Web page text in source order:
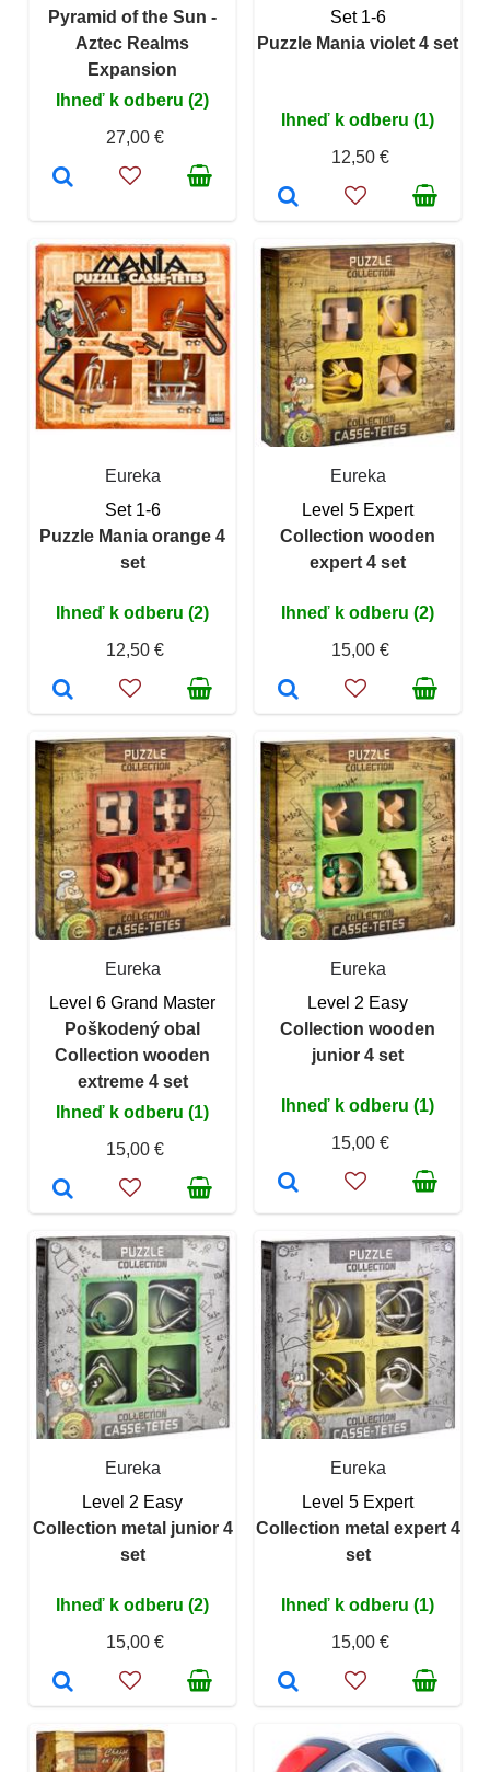
Pyramid of the Sun -
Aztec Realms
Expansion
Ihneď k odberu (2)
27,00 €
Set 1-6
Puzzle Mania violet 4 set
Ihneď k odberu (1)
12,50 €
Eureka
Set 1-6
Puzzle Mania orange 4
set
Ihneď k odberu (2)
12,50 €
Eureka
Level 5 Expert
Collection wooden
expert 4 set
Ihneď k odberu (2)
15,00 €
Eureka
Level 6 Grand Master
Poškodený obal
Collection wooden
extreme 4 set
Ihneď k odberu (1)
15,00 €
Eureka
Level 2 Easy
Collection wooden
junior 4 set
Ihneď k odberu (1)
15,00 €
Eureka
Level 2 Easy
Collection metal junior 4
set
Ihneď k odberu (2)
15,00 €
Eureka
Level 5 Expert
Collection metal expert 4
set
Ihneď k odberu (1)
15,00 €